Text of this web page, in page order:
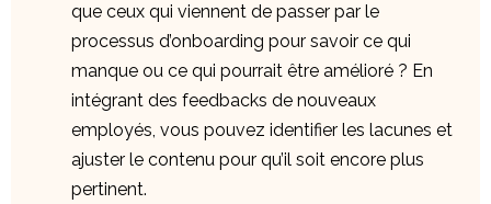
que ceux qui viennent de passer par le
processus d’onboarding pour savoir ce qui
manque ou ce qui pourrait être amélioré ? En
intégrant des feedbacks de nouveaux
employés, vous pouvez identifier les lacunes et
ajuster le contenu pour qu’il soit encore plus
pertinent.